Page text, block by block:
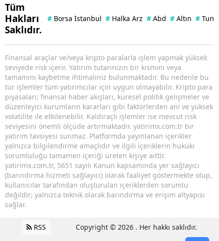
Tüm
Hakları
Saklıdır.
# Borsa İstanbul # Halka Arz # Abd # Altın #
Finansal araçlar ve/veya kripto paralarla işlem yapmak yüksek
seviyede risk içerir. Yatırım tutarınızın bir kısmını veya
tamamını kaybetme ihtimaliniz bulunmaktadır. Bu nedenle bu
tür işlemler tüm yatırımcılar için uygun olmayabilir. Kripto para
piyasaları; finansal haber akışları, küresel politik gelişmeler ve
düzenleyici kurumların kararları gibi faktörlerden ani ve yüksek
volatilite ile etkilenebilir. Kaldıraçlı işlemler ise mevcut risk
seviyesini önemli ölçüde artırmaktadır. yatirimx.com.tr bir
yatırım tavsiyesi sunmaz. Platformda yayınlanan içerikler
yalnızca bilgilendirme amaçlıdır ve ilgili içeriklerin hukuki
sorumluluğu tamamen içeriği üreten kişiye aittir.
yatirimx.com.tr, 5651 sayılı Kanun kapsamında yer sağlayıcı
(barındırma hizmeti sağlayıcı) olarak faaliyet göstermekte olup,
kullanıcılar tarafından oluşturulan içeriklerden sorumlu
değildir; yalnızca teknik olarak barındırma ve erişim altyapısı
sağlar.
RSS Copyright © 2026 . Her hakkı saklıdır.